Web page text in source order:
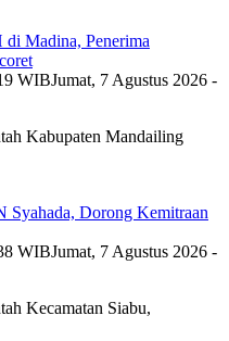
di Madina, Penerima
WIBJumat, 7 Agustus 2026 -
Kabupaten Mandailing
Dorong Kemitraan
WIBJumat, 7 Agustus 2026 -
Kecamatan Siabu,